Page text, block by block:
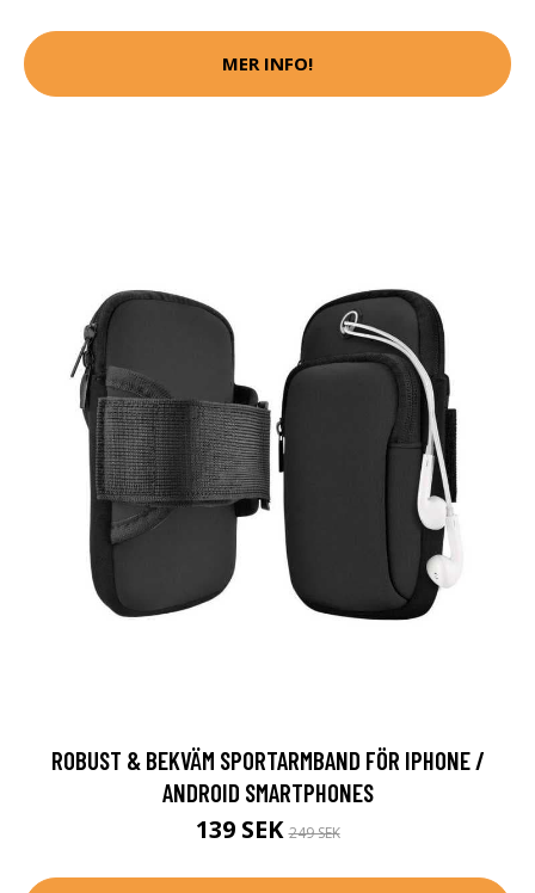
MER INFO!
ROBUST & BEKVÄM SPORTARMBAND FÖR IPHONE /
ANDROID SMARTPHONES
139 SEK249 SEK